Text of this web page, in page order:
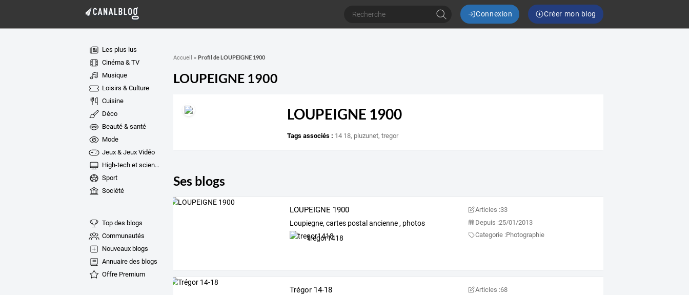
Connexion Créer mon blog
Les plus lus
Cinéma & TV
Musique
Loisirs & Culture
Cuisine
Déco
Beauté & santé
Mode
Jeux & Jeux Vidéo
High-tech et sciences
Sport
Société
Top des blogs
Communautés
Nouveaux blogs
Annuaire des blogs
Offre Premium
Accueil » Profil de LOUPEIGNE 1900
LOUPEIGNE 1900
LOUPEIGNE 1900
Tags associés : 14 18, pluzunet,tregor
Ses blogs
LOUPEIGNE 1900
Loupiegne, cartes postal ancienne , photos
tregor1418
Articles :33
Depuis :25/01/2013
Categorie :Photographie
Trégor 14-18 Articles :68